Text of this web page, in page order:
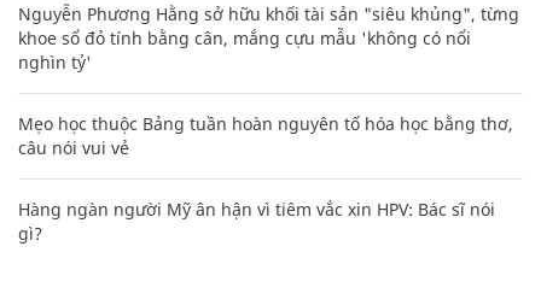
Nguyễn Phương Hằng sở hữu khối tài sản "siêu khủng", từng
khoe sổ đỏ tính bằng cân, mắng cựu mẫu 'không có nổi
nghìn tỷ'
Mẹo học thuộc Bảng tuần hoàn nguyên tố hóa học bằng thơ,
câu nói vui vẻ
Hàng ngàn người Mỹ ân hận vì tiêm vắc xin HPV: Bác sĩ nói
gì?